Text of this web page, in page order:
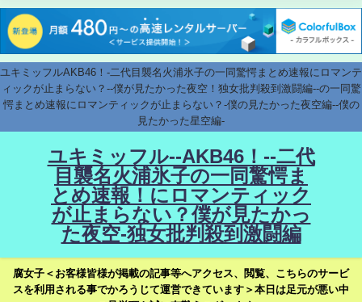
ユキミッフルAKB46！-二代目襲名火浦氷子の一同驚愕まとめ速報にロマンテ
ィックが止まらない？--僕が見たかった夜空！独女批判殺到激闘編--の一同驚
愕まとめ速報にロマンティックが止まらない？-僕の見たかった夜空編--僕の
見たかった星空編-
ユキミッフル--AKB46！--二代
目襲名火浦氷子の一同驚愕ま
とめ速報！にロマンティック
が止まらない？僕が見たかっ
た夜空-独女批判殺到激闘編
腐女子＜お客様皆様が掲載の記事等へアクセス、閲覧、こちらのサービ
スを利用される事でかろうじて運営できています＞本日は足元が悪い中